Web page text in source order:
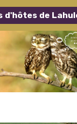
d'hôtes de